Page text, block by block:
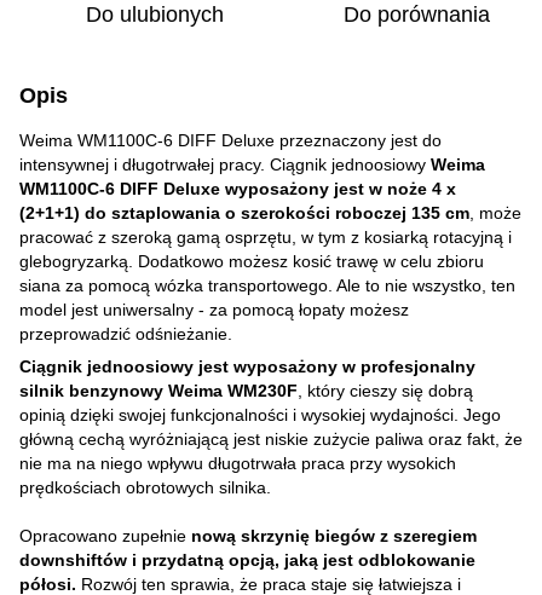
Do ulubionych Do porównania
Opis
Weima WM1100C-6 DIFF Deluxe przeznaczony jest do
intensywnej i długotrwałej pracy. Ciągnik jednoosiowy Weima
WM1100C-6 DIFF Deluxe wyposażony jest w noże 4 x
(2+1+1) do sztaplowania o szerokości roboczej 135 cm , może
pracować z szeroką gamą osprzętu, w tym z kosiarką rotacyjną i
glebogryzarką. Dodatkowo możesz kosić trawę w celu zbioru
siana za pomocą wózka transportowego. Ale to nie wszystko, ten
model jest uniwersalny - za pomocą łopaty możesz
przeprowadzić odśnieżanie.
Ciągnik jednoosiowy jest wyposażony w profesjonalny
silnik benzynowy Weima WM230F , który cieszy się dobrą
opinią dzięki swojej funkcjonalności i wysokiej wydajności. Jego
główną cechą wyróżniającą jest niskie zużycie paliwa oraz fakt, że
nie ma na niego wpływu długotrwała praca przy wysokich
prędkościach obrotowych silnika.
Opracowano zupełnie nową skrzynię biegów z szeregiem
downshiftów i przydatną opcją, jaką jest odblokowanie
półosi. Rozwój ten sprawia, że praca staje się łatwiejsza i